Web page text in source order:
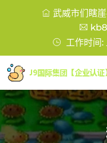
武威市们瞎
工作时间